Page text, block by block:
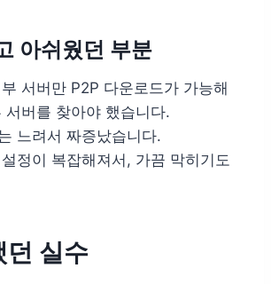
아쉬웠던 부분
서버만 P2P 다운로드가 가능해
서버를 찾아야 했습니다.
느려서 짜증났습니다.
정이 복잡해져서, 가끔 막히기도
던 실수